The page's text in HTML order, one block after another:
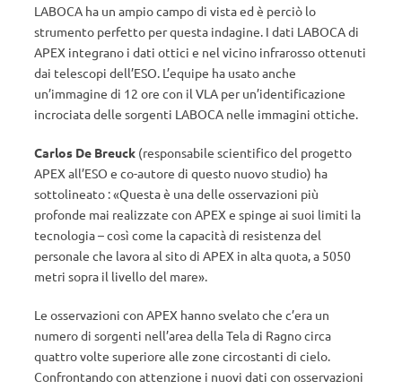
LABOCA ha un ampio campo di vista ed è perciò lo
strumento perfetto per questa indagine. I dati LABOCA di
APEX integrano i dati ottici e nel vicino infrarosso ottenuti
dai telescopi dell’ESO. L’equipe ha usato anche
un’immagine di 12 ore con il VLA per un’identificazione
incrociata delle sorgenti LABOCA nelle immagini ottiche.
Carlos De Breuck (responsabile scientifico del progetto
APEX all’ESO e co-autore di questo nuovo studio) ha
sottolineato : «Questa è una delle osservazioni più
profonde mai realizzate con APEX e spinge ai suoi limiti la
tecnologia – così come la capacità di resistenza del
personale che lavora al sito di APEX in alta quota, a 5050
metri sopra il livello del mare».
Le osservazioni con APEX hanno svelato che c’era un
numero di sorgenti nell’area della Tela di Ragno circa
quattro volte superiore alle zone circostanti di cielo.
Confrontando con attenzione i nuovi dati con osservazioni